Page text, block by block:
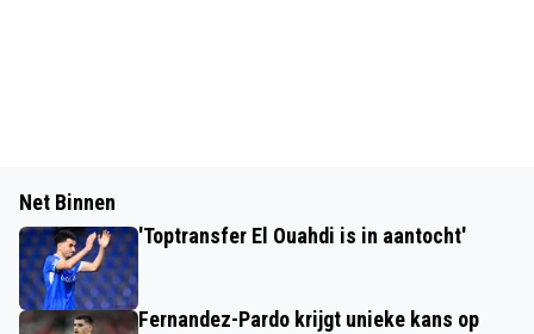
Net Binnen
'Toptransfer El Ouahdi is in aantocht'
Fernandez-Pardo krijgt unieke kans op